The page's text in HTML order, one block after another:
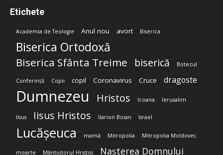
Etichete
Academia de Teologie Anul nou avort Biserica
Biserica Ortodoxă
Biserica Sfânta Treime biserică Botezul
Conferință Copii copil Coronavirus Cruce dragoste
Dumnezeu Hristos Icoana Ierusalim
Iisus Iisus Hristos Ilarion Boian Israel
Lucășeuca mamă Mitropolia Mitropolia Moldovei;
moarte Mântuitorul Hristos Nașterea Domnului